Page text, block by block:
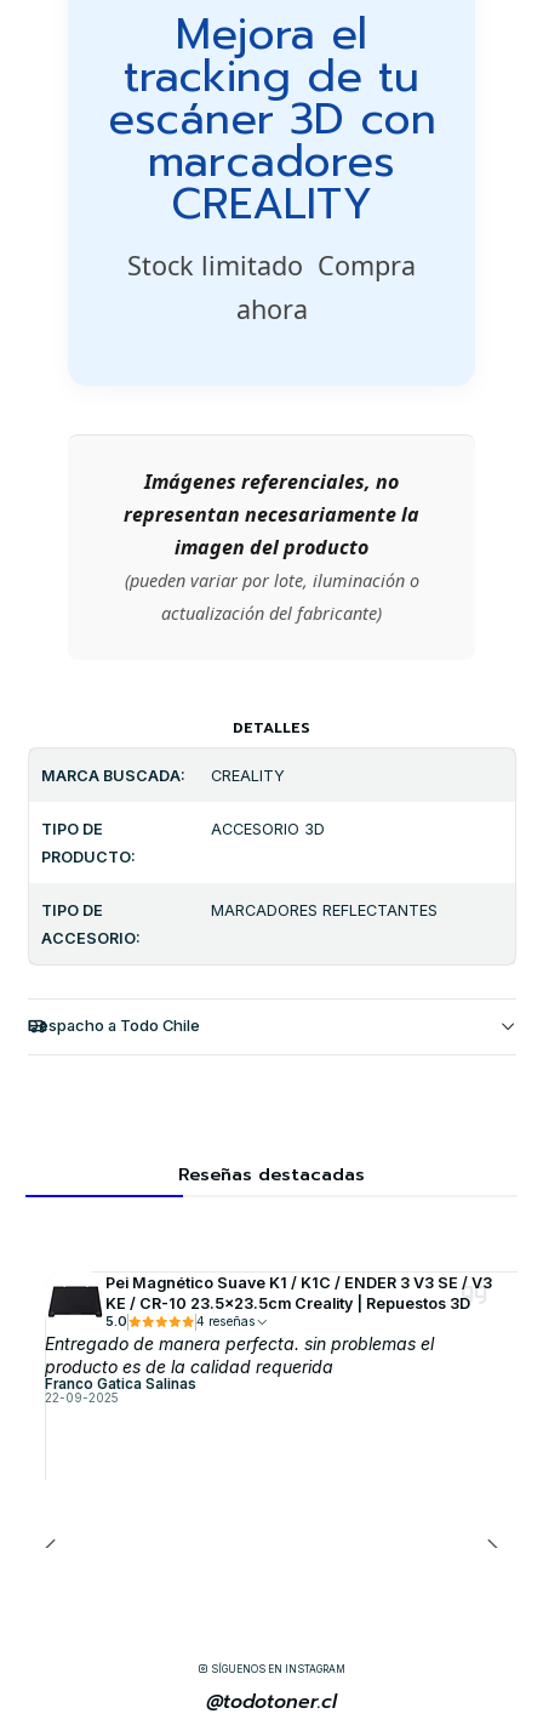
Mejora el
tracking de tu
escáner 3D con
marcadores
CREALITY
Stock limitado  Compra
ahora
Imágenes referenciales, no
representan necesariamente la
imagen del producto
(pueden variar por lote, iluminación o
actualización del fabricante)
DETALLES
MARCA BUSCADA: CREALITY
TIPO DE
PRODUCTO:
ACCESORIO 3D
TIPO DE
ACCESORIO:
MARCADORES REFLECTANTES
Despacho a Todo Chile
Reseñas destacadas
Pei Magnético Suave K1 / K1C / ENDER 3 V3 SE / V3
KE / CR-10 23.5x23.5cm Creality | Repuestos 3D
5.0 4 reseñas
Entregado de manera perfecta. sin problemas el
producto es de la calidad requerida
Franco Gatica Salinas
22-09-2025
SÍGUENOS EN INSTAGRAM
@todotoner.cl